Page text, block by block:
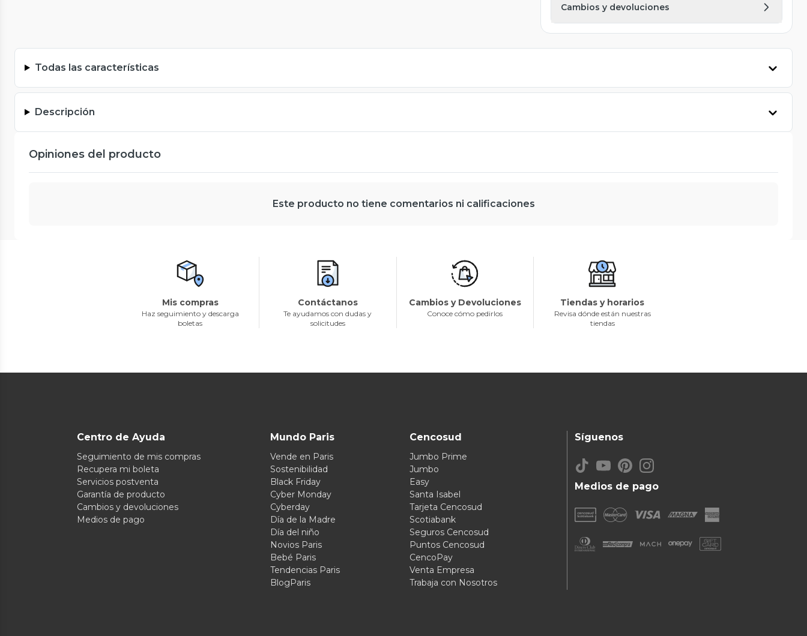
Cambios y devoluciones
Todas las características
Descripción
Opiniones del producto
Este producto no tiene comentarios ni calificaciones
Mis compras
Haz seguimiento y descarga
boletas
Contáctanos
Te ayudamos con dudas y
solicitudes
Cambios y Devoluciones
Conoce cómo pedirlos
Tiendas y horarios
Revisa dónde están nuestras
tiendas
Centro de Ayuda
Seguimiento de mis compras
Recupera mi boleta
Servicios postventa
Garantía de producto
Cambios y devoluciones
Medios de pago
Mundo Paris
Vende en Paris
Sostenibilidad
Black Friday
Cyber Monday
Cyberday
Día de la Madre
Día del niño
Novios Paris
Bebé Paris
Tendencias Paris
BlogParis
Cencosud
Jumbo Prime
Jumbo
Easy
Santa Isabel
Tarjeta Cencosud
Scotiabank
Seguros Cencosud
Puntos Cencosud
CencoPay
Venta Empresa
Trabaja con Nosotros
Medios de pago
Síguenos